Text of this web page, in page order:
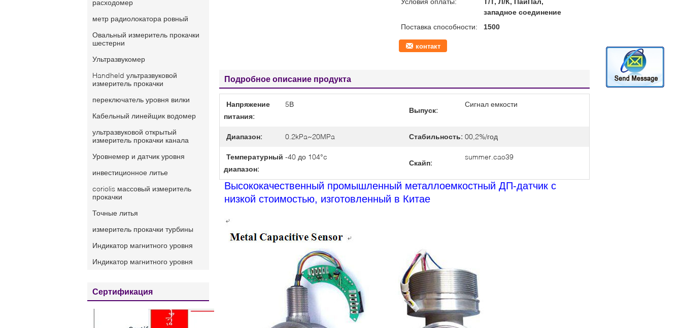
расходомер
метр радиолокатора ровный
Овальный измеритель прокачки
шестерни
Ультразвукомер
Handheld ультразвуковой
измеритель прокачки
переключатель уровня вилки
Кабельный линейщик водомер
ультразвуковой открытый
измеритель прокачки канала
Уровнемер и датчик уровня
инвестиционное литье
coriolis массовый измеритель
прокачки
Точные литья
измеритель прокачки турбины
Индикатор магнитного уровня
Индикатор магнитного уровня
Сертификация
западное соединение
Поставка способности:
1500
контакт
Подробное описание продукта
Напряжение
питания:
5В
Выпуск:
Сигнал емкости
Диапазон: 0.2kPa~20MPa Стабильность: 00,2%/год
Температурный
диапазон:
-40 до 104°c
Скайп:
summer.cao39
Высококачественный промышленный металлоемкостный ДП-датчик с
низкой стоимостью, изготовленный в Китае